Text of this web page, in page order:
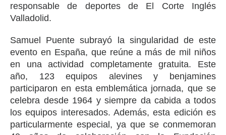
responsable de deportes de El Corte Inglés
Valladolid.
Samuel Puente subrayó la singularidad de este
evento en España, que reúne a más de mil niños
en una actividad completamente gratuita. Este
año, 123 equipos alevines y benjamines
participaron en esta emblemática jornada, que se
celebra desde 1964 y siempre da cabida a todos
los equipos interesados. Además, esta edición es
particularmente especial, ya que se conmemoran